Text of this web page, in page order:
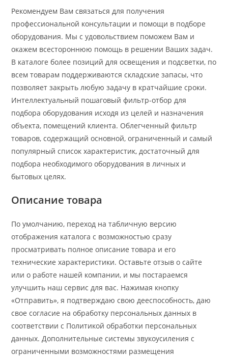
Рекомендуем Вам связаться для получения
профессиональной консультации и помощи в подборе
оборудования. Мы с удовольствием поможем Вам и
окажем всестороннюю помощь в решении Ваших задач.
В каталоге более позиций для освещения и подсветки, по
всем товарам поддерживаются складские запасы, что
позволяет закрыть любую задачу в кратчайшие сроки.
Интеллектуальный пошаговый фильтр-отбор для
подбора оборудования исходя из целей и назначения
объекта, помещений клиента. Облегченный фильтр
товаров, содержащий основной, ограниченный и самый
популярный список характеристик, достаточный для
подбора необходимого оборудования в личных и
бытовых целях.
Описание товара
По умолчанию, переход на табличную версию
отображения каталога с возможностью сразу
просматривать полное описание товара и его
технические характеристики. Оставьте отзыв о сайте
или о работе нашей компании, и мы постараемся
улучшить наш сервис для вас. Нажимая кнопку
«Отправить», я подтверждаю свою дееспособность, даю
свое согласие на обработку персональных данных в
соответствии с Политикой обработки персональных
данных. Дополнительные системы звукоусиления с
ограниченными возможностями размещения